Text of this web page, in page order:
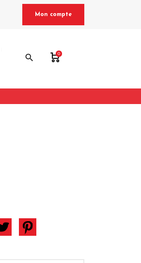
Mon compte
search 0